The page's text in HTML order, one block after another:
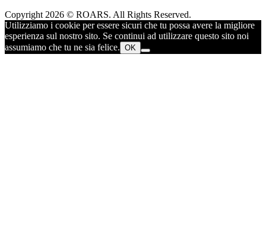
Copyright 2026 © ROARS. All Rights Reserved.
Utilizziamo i cookie per essere sicuri che tu possa avere la migliore
esperienza sul nostro sito. Se continui ad utilizzare questo sito noi
assumiamo che tu ne sia felice. OK